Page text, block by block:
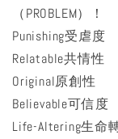
（PROBLEM）！
Punishing受虐度
Relatable共情性
Original原創性
Believable可信度
Life-Altering生命